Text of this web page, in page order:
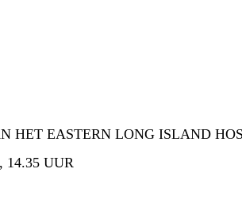
HET EASTERN LONG ISLAND
14.35 UUR